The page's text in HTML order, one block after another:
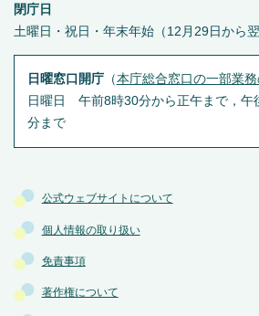
公式ウェブサイトについて
個人情報の取り扱い
免責事項
著作権について
閉庁日
土曜日・祝日・年末年始（12月29日から
日曜窓口開庁（本庁総合窓口の一部業務
日曜日 午前8時30分から正午まで，午
分まで